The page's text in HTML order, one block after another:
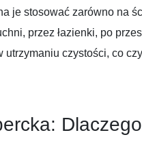
je stosować zarówno na
przez łazienki, po
utrzymaniu czystości, co